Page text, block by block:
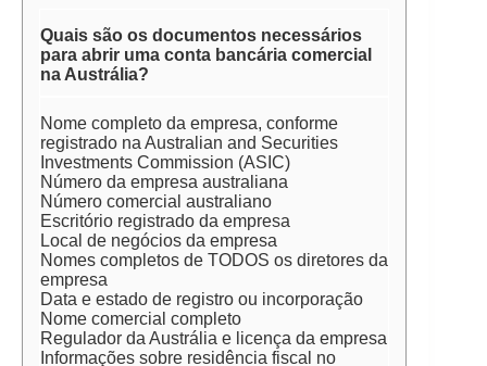
Quais são os documentos necessários
para abrir uma conta bancária comercial
na Austrália?
Nome completo da empresa, conforme
registrado na Australian and Securities
Investments Commission (ASIC)
Número da empresa australiana
Número comercial australiano
Escritório registrado da empresa
Local de negócios da empresa
Nomes completos de TODOS os diretores da
empresa
Data e estado de registro ou incorporação
Nome comercial completo
Regulador da Austrália e licença da empresa
Informações sobre residência fiscal no